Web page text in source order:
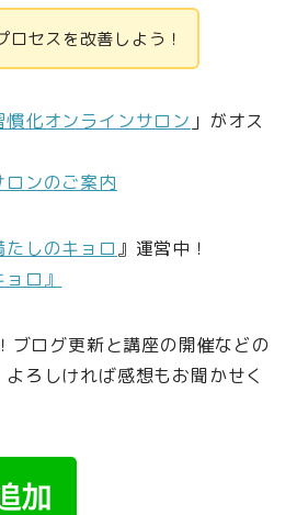
ロセスを改善しよう！
慣化オンラインサロン 」がオス
ンのご案内
たしのキョロ』運営中！
ロ』
ブログ更新と講座の開催などの
ろしければ感想もお聞かせく